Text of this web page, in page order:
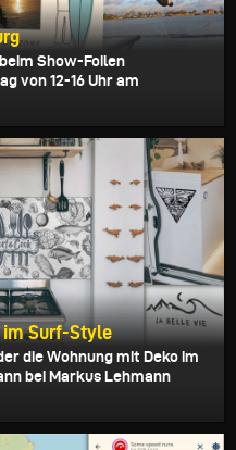
Show-Foilen
von 12-16 Uhr am
im Surf-Style
die Wohnung mit Deko im
bei Markus Lehmann